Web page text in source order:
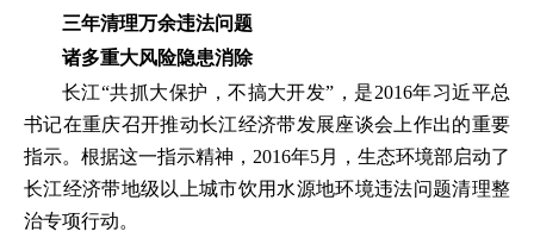
三年清理万余违法问题
诸多重大风险隐患消除
长江“共抓大保护，不搞大开发”，是2016年习近平总
书记在重庆召开推动长江经济带发展座谈会上作出的重要
指示。根据这一指示精神，2016年5月，生态环境部启动了
长江经济带地级以上城市饮用水源地环境违法问题清理整
治专项行动。